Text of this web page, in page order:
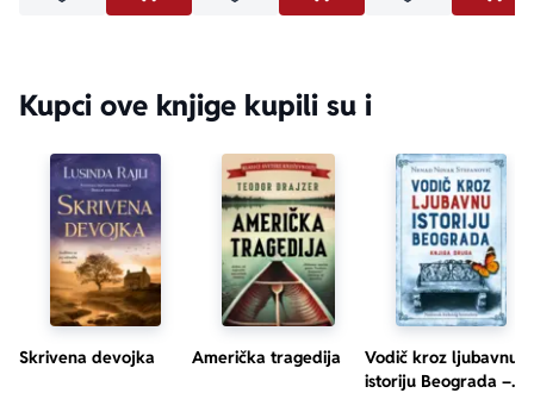
Kupci ove knjige kupili su i
Skrivena devojka Američka tragedija
Vodič kroz ljubavnu
istoriju Beograda –